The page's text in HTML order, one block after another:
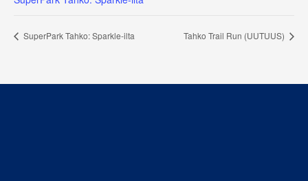
SuperPark Tahko: Sparkle-ilta Tahko Trail Run (UUTUUS)